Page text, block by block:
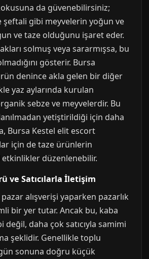
da güvenebilirsiniz;
şeftali gibi meyvelerin yoğun ve
ve taze olduğunu işaret eder.
solmuş veya sararmışsa, bu
gösterir. Bursa
denince akla gelen bir diğer
yaz aylarında kurulan
sebze ve meyvelerdir. Bu
yetiştirildiği için daha
Bursa Kestel elit escort
için de taze ürünlerin
düzenlenebilir.
ve Satıcılarla İletişim
alışverişi yaparken pazarlık
bir yer tutar. Ancak bu, kaba
daha çok satıcıyla samimi
şeklidir. Genellikle toplu
sonuna doğru küçük